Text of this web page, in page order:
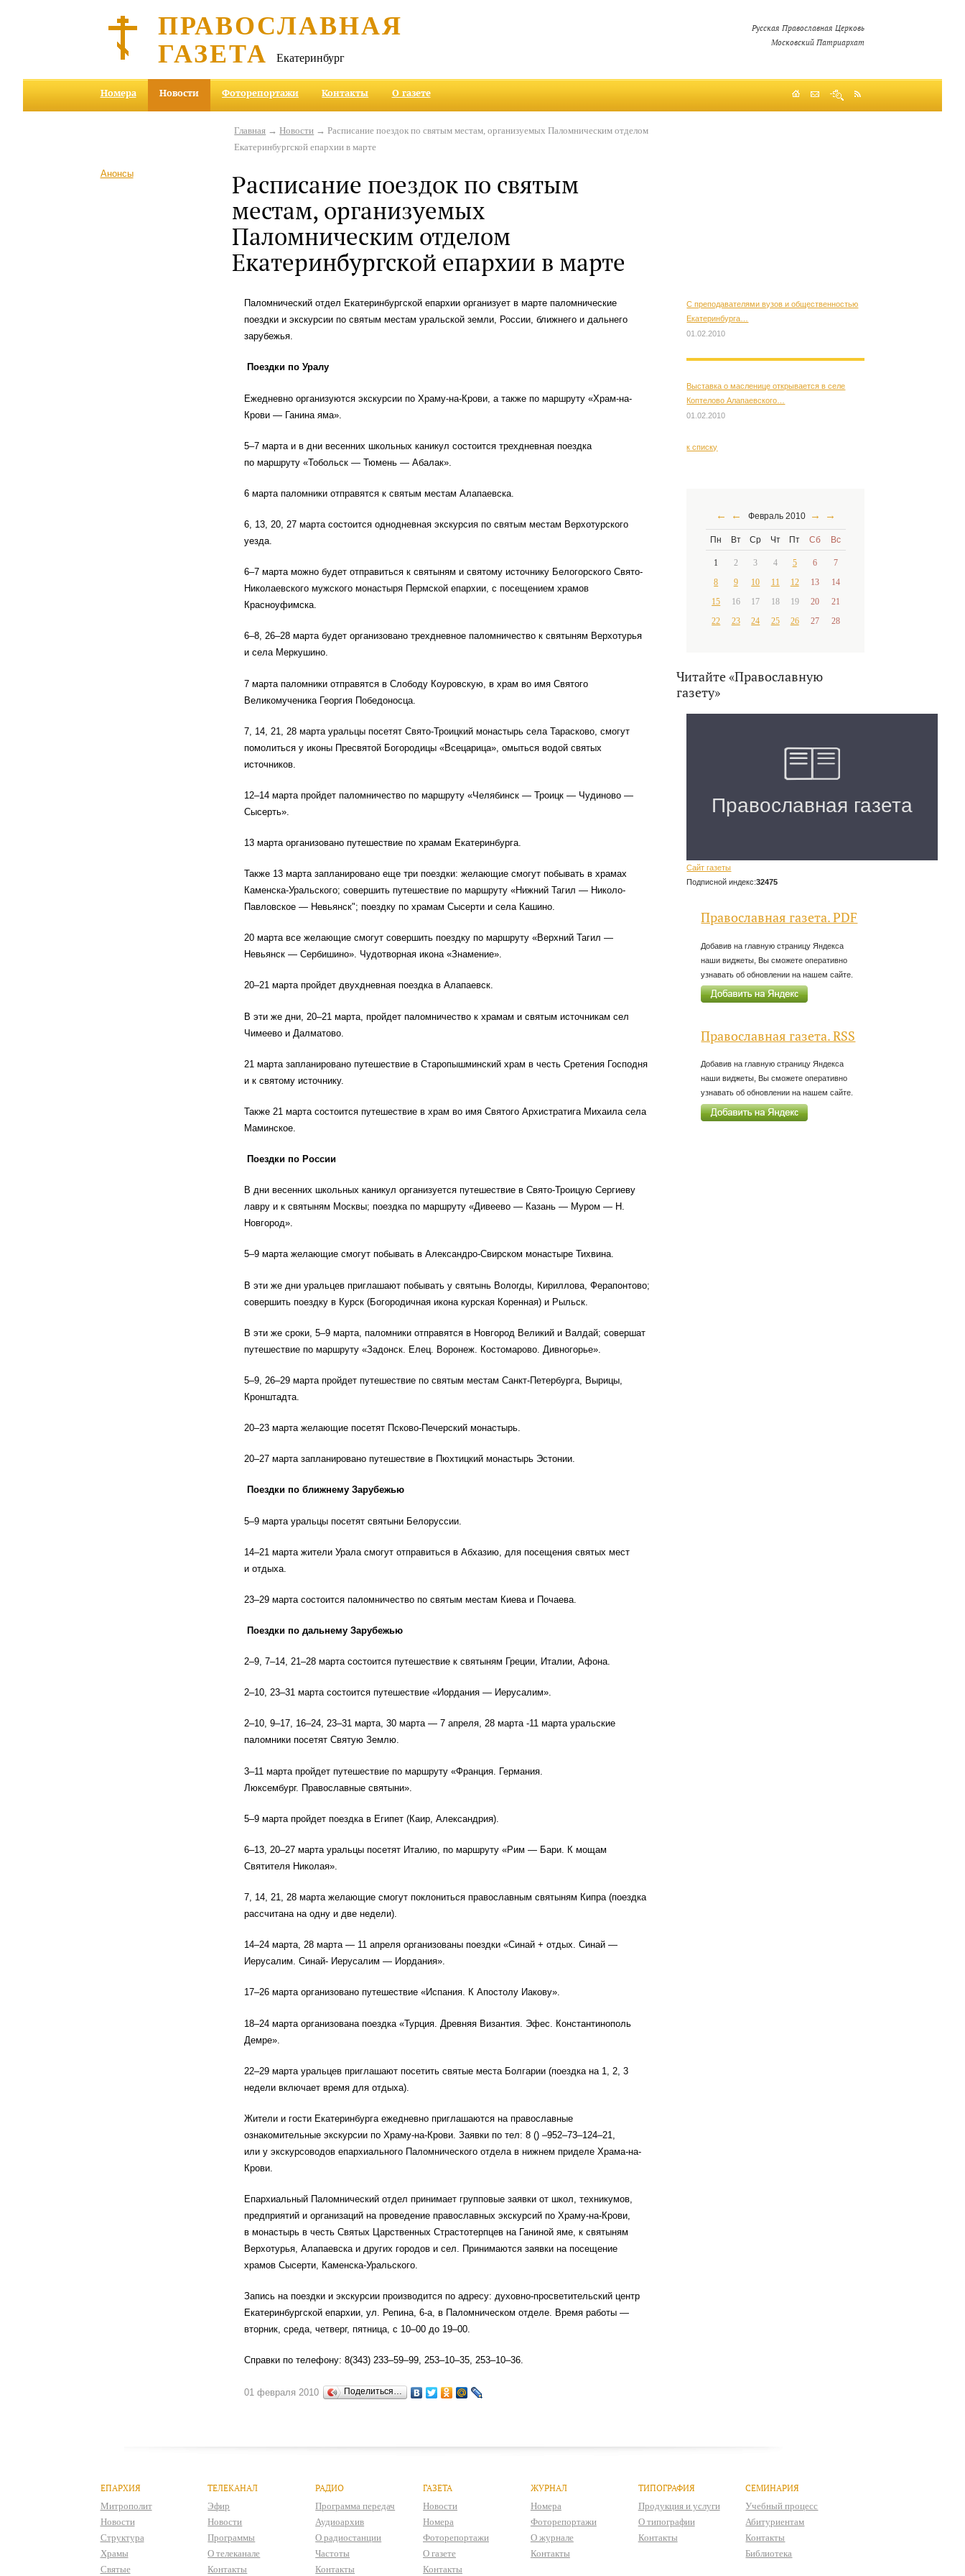
ПРАВОСЛАВНАЯ
ГАЗЕТА Екатеринбург
Русская Православная Церковь
Московский Патриархат
Номера Новости Фоторепортажи Контакты О газете
Анонсы
Главная →Новости → Расписание поездок по святым местам, организуемых Паломническим отделом
Екатеринбургской епархии в марте
Расписание поездок по святым
местам, организуемых
Паломническим отделом
Екатеринбургской епархии в марте
Паломнический отдел Екатеринбургской епархии организует в марте паломнические
поездки и экскурсии по святым местам уральской земли, России, ближнего и дальнего
зарубежья.
Поездки по Уралу
Ежедневно организуются экскурсии по Храму-на-Крови, а также по маршруту «Храм-на-
Крови — Ганина яма».
5–7 марта и в дни весенних школьных каникул состоится трехдневная поездка
по маршруту «Тобольск — Тюмень — Абалак».
6 марта паломники отправятся к святым местам Алапаевска.
6, 13, 20, 27 марта состоится однодневная экскурсия по святым местам Верхотурского
уезда.
6–7 марта можно будет отправиться к святыням и святому источнику Белогорского Свято-
Николаевского мужского монастыря Пермской епархии, с посещением храмов
Красноуфимска.
6–8, 26–28 марта будет организовано трехдневное паломничество к святыням Верхотурья
и села Меркушино.
7 марта паломники отправятся в Слободу Коуровскую, в храм во имя Святого
Великомученика Георгия Победоносца.
7, 14, 21, 28 марта уральцы посетят Свято-Троицкий монастырь села Тарасково, смогут
помолиться у иконы Пресвятой Богородицы «Всецарица», омыться водой святых
источников.
12–14 марта пройдет паломничество по маршруту «Челябинск — Троицк — Чудиново —
Сысерть».
13 марта организовано путешествие по храмам Екатеринбурга.
Также 13 марта запланировано еще три поездки: желающие смогут побывать в храмах
Каменска-Уральского; совершить путешествие по маршруту «Нижний Тагил — Николо-
Павловское — Невьянск"; поездку по храмам Сысерти и села Кашино.
20 марта все желающие смогут совершить поездку по маршруту «Верхний Тагил —
Невьянск — Сербишино». Чудотворная икона «Знамение».
20–21 марта пройдет двухдневная поездка в Алапаевск.
В эти же дни, 20–21 марта, пройдет паломничество к храмам и святым источникам сел
Чимеево и Далматово.
21 марта запланировано путешествие в Старопышминский храм в честь Сретения Господня
и к святому источнику.
Также 21 марта состоится путешествие в храм во имя Святого Архистратига Михаила села
Маминское.
Поездки по России
В дни весенних школьных каникул организуется путешествие в Свято-Троицую Сергиеву
лавру и к святыням Москвы; поездка по маршруту «Дивеево — Казань — Муром — Н.
Новгород».
5–9 марта желающие смогут побывать в Александро-Свирском монастыре Тихвина.
В эти же дни уральцев приглашают побывать у святынь Вологды, Кириллова, Ферапонтово;
совершить поездку в Курск (Богородичная икона курская Коренная) и Рыльск.
В эти же сроки, 5–9 марта, паломники отправятся в Новгород Великий и Валдай; совершат
путешествие по маршруту «Задонск. Елец. Воронеж. Костомарово. Дивногорье».
5–9, 26–29 марта пройдет путешествие по святым местам Санкт-Петербурга, Вырицы,
Кронштадта.
20–23 марта желающие посетят Псково-Печерский монастырь.
20–27 марта запланировано путешествие в Пюхтицкий монастырь Эстонии.
Поездки по ближнему Зарубежью
5–9 марта уральцы посетят святыни Белоруссии.
14–21 марта жители Урала смогут отправиться в Абхазию, для посещения святых мест
и отдыха.
23–29 марта состоится паломничество по святым местам Киева и Почаева.
Поездки по дальнему Зарубежью
2–9, 7–14, 21–28 марта состоится путешествие к святыням Греции, Италии, Афона.
2–10, 23–31 марта состоится путешествие «Иордания — Иерусалим».
2–10, 9–17, 16–24, 23–31 марта, 30 марта — 7 апреля, 28 марта -11 марта уральские
паломники посетят Святую Землю.
3–11 марта пройдет путешествие по маршруту «Франция. Германия.
Люксембург. Православные святыни».
5–9 марта пройдет поездка в Египет (Каир, Александрия).
6–13, 20–27 марта уральцы посетят Италию, по маршруту «Рим — Бари. К мощам
Святителя Николая».
7, 14, 21, 28 марта желающие смогут поклониться православным святыням Кипра (поездка
рассчитана на одну и две недели).
14–24 марта, 28 марта — 11 апреля организованы поездки «Синай + отдых. Синай —
Иерусалим. Синай- Иерусалим — Иордания».
17–26 марта организовано путешествие «Испания. К Апостолу Иакову».
18–24 марта организована поездка «Турция. Древняя Византия. Эфес. Константинополь
Демре».
22–29 марта уральцев приглашают посетить святые места Болгарии (поездка на 1, 2, 3
недели включает время для отдыха).
Жители и гости Екатеринбурга ежедневно приглашаются на православные
ознакомительные экскурсии по Храму-на-Крови. Заявки по тел: 8 () –952–73–124–21,
или у экскурсоводов епархиального Паломнического отдела в нижнем приделе Храма-на-
Крови.
Епархиальный Паломнический отдел принимает групповые заявки от школ, техникумов,
предприятий и организаций на проведение православных экскурсий по Храму-на-Крови,
в монастырь в честь Святых Царственных Страстотерпцев на Ганиной яме, к святыням
Верхотурья, Алапаевска и других городов и сел. Принимаются заявки на посещение
храмов Сысерти, Каменска-Уральского.
Запись на поездки и экскурсии производится по адресу: духовно-просветительский центр
Екатеринбургской епархии, ул. Репина, 6-а, в Паломническом отделе. Время работы —
вторник, среда, четверг, пятница, с 10–00 до 19–00.
Справки по телефону: 8(343) 233–59–99, 253–10–35, 253–10–36.
01 февраля 2010 Поделиться…
С преподавателями вузов и общественностью
Екатеринбурга…
01.02.2010
Выставка о масленице открывается в селе
Коптелово Алапаевского…
01.02.2010
к списку
← ← Февраль 2010 → →
Пн Вт Ср Чт Пт Сб Вс
1 2 3 4 5 6
7
8
9 10 11 12 13
14
15
16 17 18 19 20
21
22
23 24 25 26 27 28
Читайте «Православную
газету»
Сайт газеты
Подписной индекс:32475
Православная газета. PDF
Добавив на главную страницу Яндекса
наши виджеты, Вы сможете оперативно
узнавать об обновлении на нашем сайте.
Православная газета. RSS
Добавив на главную страницу Яндекса
наши виджеты, Вы сможете оперативно
узнавать об обновлении на нашем сайте.
ЕПАРХИЯ
Митрополит
Новости
Структура
Храмы
Святые
ТЕЛЕКАНАЛ
Эфир
Новости
Программы
О телеканале
Контакты
РАДИО
Программа передач
Аудиоархив
О радиостанции
Частоты
Контакты
ГАЗЕТА
Новости
Номера
Фоторепортажи
О газете
Контакты
ЖУРНАЛ
Номера
Фоторепортажи
О журнале
Контакты
ТИПОГРАФИЯ
Продукция и услуги
О типографии
Контакты
СЕМИНАРИЯ
Учебный процесс
Абитуриентам
Контакты
Библиотека